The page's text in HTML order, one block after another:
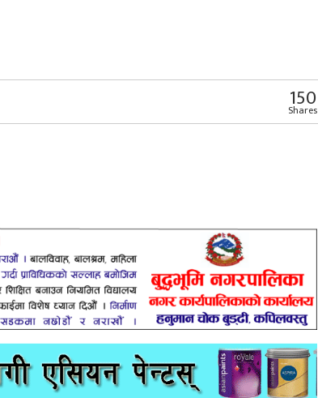
150
Shares